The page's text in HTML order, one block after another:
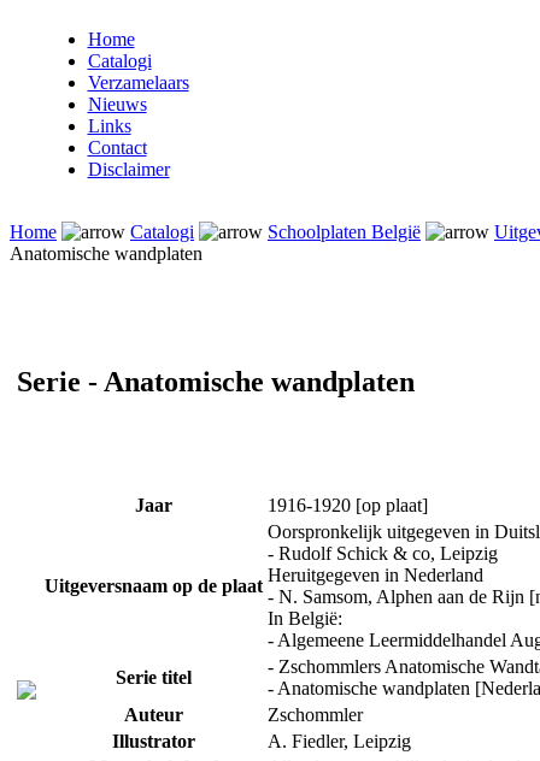
Home
Catalogi
Verzamelaars
Nieuws
Links
Contact
Disclaimer
Home Catalogi Schoolplaten België
Anatomische wandplaten
Serie - Anatomische wandplaten
Jaar 1916-1920 [op plaat]
Uitgeversnaam op de plaat
Oorspronkelijk uitgegeven in
- Rudolf Schick & co, Leipzig
Heruitgegeven in Nederland
- N. Samsom, Alphen aan de Rijn
In België:
- Algemeene Leermiddelhandel
Serie titel
- Zschommlers Anatomische
- Anatomische wandplaten
Auteur
Zschommler
Illustrator
A. Fiedler, Leipzig